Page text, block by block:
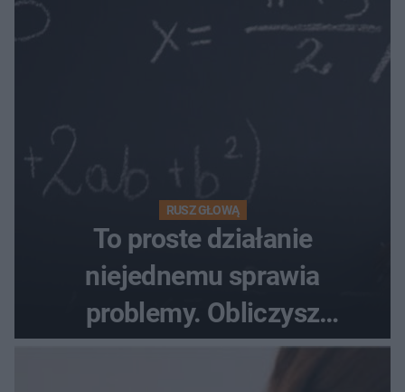
RUSZ GŁOWĄ
To proste działanie
niejednemu sprawia
problemy. Obliczysz
poprawnie, ile to jest